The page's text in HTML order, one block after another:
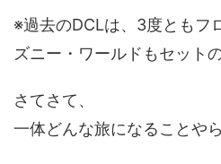
※過去のDCLは、3度ともフ
ズニー・ワールドもセット
さてさて、
一体どんな旅になることや